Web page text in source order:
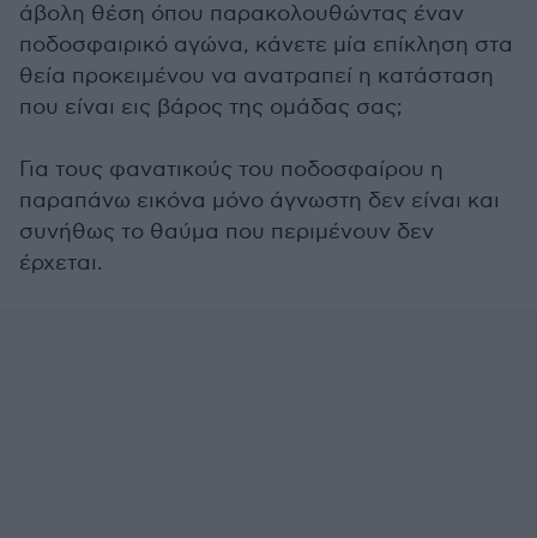
άβολη θέση όπου παρακολουθώντας έναν
ποδοσφαιρικό αγώνα, κάνετε μία επίκληση στα
θεία προκειμένου να ανατραπεί η κατάσταση
που είναι εις βάρος της ομάδας σας;
Για τους φανατικούς του ποδοσφαίρου η
παραπάνω εικόνα μόνο άγνωστη δεν είναι και
συνήθως το θαύμα που περιμένουν δεν
έρχεται.